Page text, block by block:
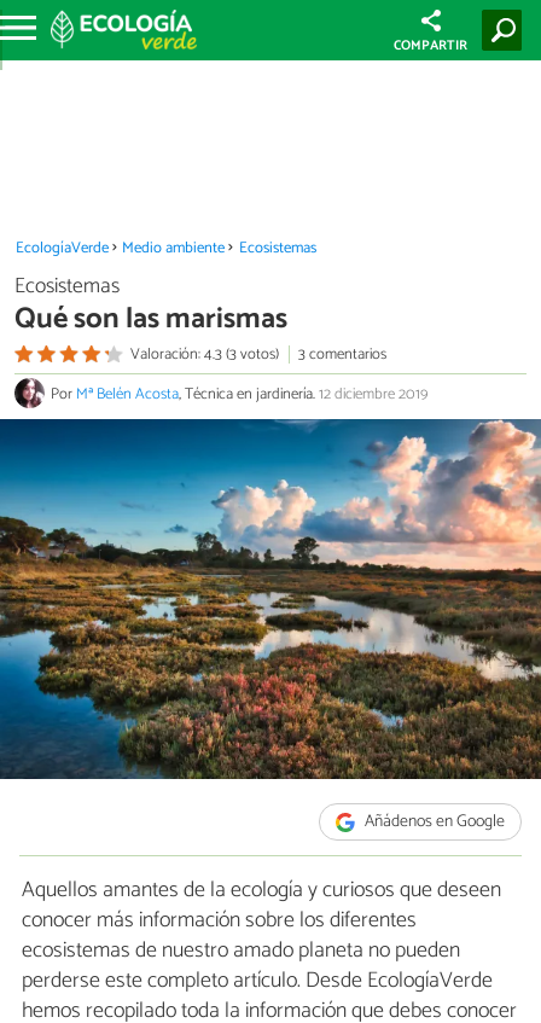
COMPARTIR
EcologíaVerde Medio ambiente Ecosistemas
Ecosistemas
Qué son las marismas
Valoración: 4.3 (3 votos)
3 comentarios
PorMª Belén Acosta, Técnica en jardinería.12 diciembre 2019
Añádenos en Google
Aquellos amantes de la ecología y curiosos que deseen
conocer más información sobre los diferentes
ecosistemas de nuestro amado planeta no pueden
perderse este completo artículo. Desde EcologíaVerde
hemos recopilado toda la información que debes conocer